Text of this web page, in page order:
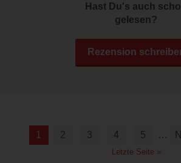
Hast Du's auch
gelesen?
Rezension
1 2 3 4 5 …
Letzte Seite »